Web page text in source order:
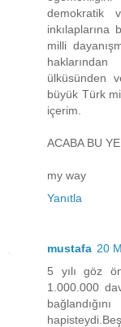
demokratik
inkılaplarına
milli
ülküsünden
büyük Türk
içerim.
ACABA BU
my way
Yanıtla
mustafa 20
5 yılı göz
1.000.000